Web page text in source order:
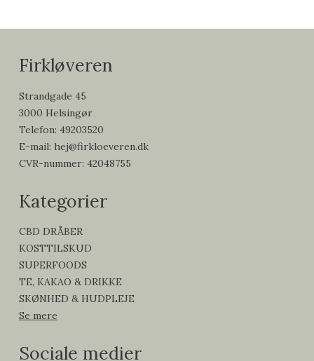
Firkløveren
Strandgade 45
3000 Helsingør
Telefon: 49203520
E-mail: hej@firkloeveren.dk
CVR-nummer: 42048755
Kategorier
CBD DRÅBER
KOSTTILSKUD
SUPERFOODS
TE, KAKAO & DRIKKE
SKØNHED & HUDPLEJE
Se mere
Sociale medier